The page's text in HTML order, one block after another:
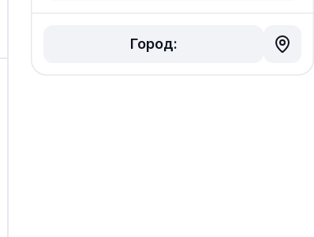
Город: